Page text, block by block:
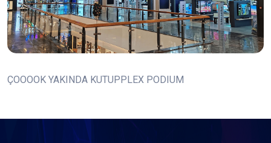
ÇOOOOK YAKINDA KUTUPPLEX PODIUM